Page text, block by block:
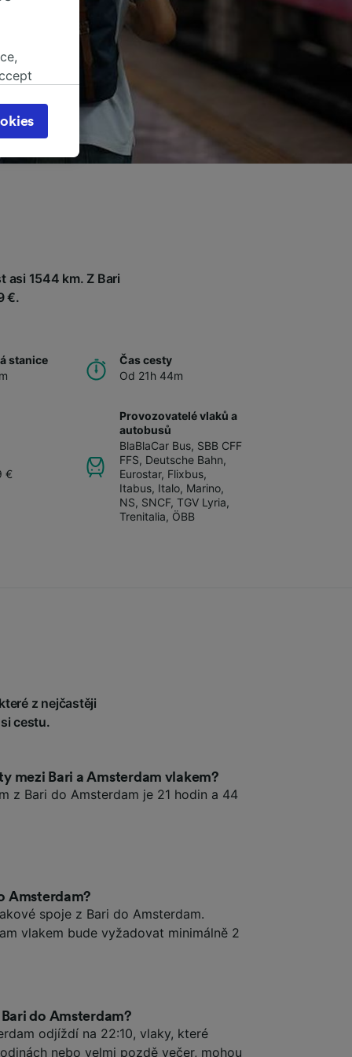
asi 1544 km. Z Bari
€.
stanice
Čas cesty
Od 21h 44m
€
Provozovatelé vlaků a
autobusů
BlaBlaCar Bus, SBB CFF
FFS, Deutsche Bahn,
Eurostar, Flixbus,
Itabus, Italo, Marino,
NS, SNCF, TGV Lyria,
Trenitalia, ÖBB
z nejčastěji
cestu.
mezi Bari a Amsterdam vlakem?
z Bari do Amsterdam je 21 hodin a 44
Amsterdam?
spoje z Bari do Amsterdam.
vlakem bude vyžadovat minimálně 2
do Amsterdam?
odjíždí na 22:10, vlaky, které
nebo velmi pozdě večer, mohou
page.